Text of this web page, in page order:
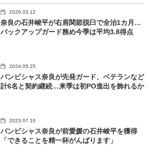
2026.03.12
奈良の石井峻平が右肩関節脱臼で全治1カ月…
バックアップガード務め今季は平均3.8得点
2024.05.25
バンビシャス奈良が先発ガード、ベテランなど
計6名と契約継続…来季は初PO進出を飾れるか
2023.07.10
バンビシャス奈良が前愛媛の石井峻平を獲得
「できることを精一杯がんばります」